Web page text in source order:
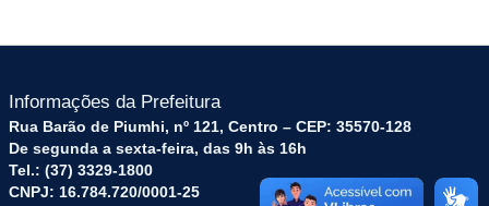
Informações da Prefeitura
Rua Barão de Piumhi, nº 121, Centro – CEP: 35570-128
De segunda a sexta-feira, das 9h às 16h
Tel.: (37) 3329-1800
CNPJ: 16.784.720/0001-25